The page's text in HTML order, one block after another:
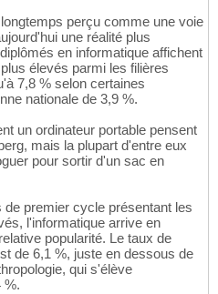
perçu comme une voie
une réalité plus
en informatique affichent
élevés parmi les filières
7,8 % selon certaines
nationale de 3,9 %.
un ordinateur portable pensent
mais la plupart d'entre eux
pour sortir d'un sac en
premier cycle présentant les
l'informatique arrive en
popularité. Le taux de
de 6,1 %, juste en dessous de
qui s'élève
%.